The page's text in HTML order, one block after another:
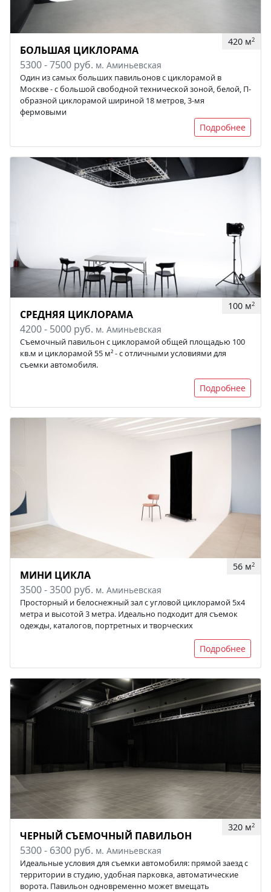
420 м2
БОЛЬШАЯ ЦИКЛОРАМА
5300 - 7500 руб. м. Аминьевская
Один из самых больших павильонов с циклорамой в
Москве - с большой свободной технической зоной, белой, П-
образной циклорамой шириной 18 метров, 3-мя
фермовыми
Подробнее
100 м2
СРЕДНЯЯ ЦИКЛОРАМА
4200 - 5000 руб. м. Аминьевская
Съемочный павильон с циклорамой общей площадью 100
кв.м и циклорамой 55 м² - с отличными условиями для
съемки автомобиля.
Подробнее
56 м2
МИНИ ЦИКЛА
3500 - 3500 руб. м. Аминьевская
Просторный и белоснежный зал с угловой циклорамой 5х4
метра и высотой 3 метра. Идеально подходит для съемок
одежды, каталогов, портретных и творческих
Подробнее
320 м2
ЧЕРНЫЙ СЪЕМОЧНЫЙ ПАВИЛЬОН
5300 - 6300 руб. м. Аминьевская
Идеальные условия для съемки автомобиля: прямой заезд с
территории в студию, удобная парковка, автоматические
ворота. Павильон одновременно может вмещать